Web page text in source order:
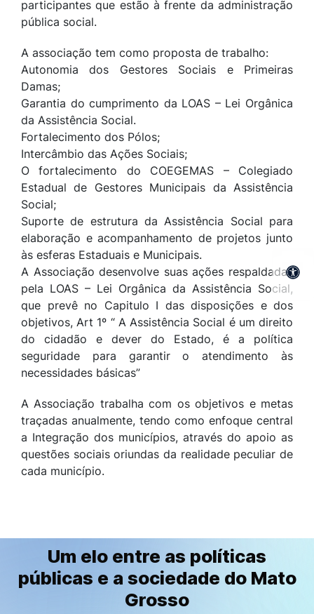
participantes que estão à frente da administração
pública social.
A associação tem como proposta de trabalho:
Autonomia dos Gestores Sociais e Primeiras
Damas;
Garantia do cumprimento da LOAS – Lei Orgânica
da Assistência Social.
Fortalecimento dos Pólos;
Intercâmbio das Ações Sociais;
O fortalecimento do COEGEMAS – Colegiado
Estadual de Gestores Municipais da Assistência
Social;
Suporte de estrutura da Assistência Social para
elaboração e acompanhamento de projetos junto
às esferas Estaduais e Municipais.
A Associação desenvolve suas ações respaldadas
pela LOAS – Lei Orgânica da Assistência Social,
que prevê no Capitulo I das disposições e dos
objetivos, Art 1º “ A Assistência Social é um direito
do cidadão e dever do Estado, é a política
seguridade para garantir o atendimento às
necessidades básicas”
A Associação trabalha com os objetivos e metas
traçadas anualmente, tendo como enfoque central
a Integração dos municípios, através do apoio as
questões sociais oriundas da realidade peculiar de
cada município.
Um elo entre as políticas
públicas e a sociedade do Mato
Grosso